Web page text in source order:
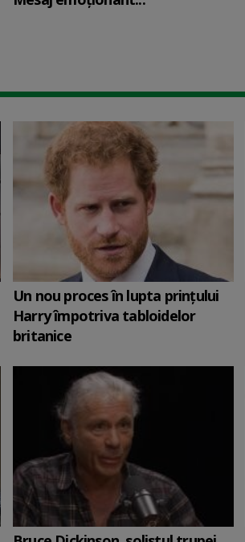
Un nou proces în lupta prinţului
Harry împotriva tabloidelor
britanice